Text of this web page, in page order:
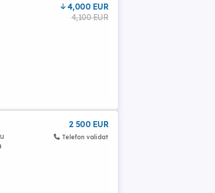
4,000 EUR
4,100 EUR
2 500 EUR
Telefon validat